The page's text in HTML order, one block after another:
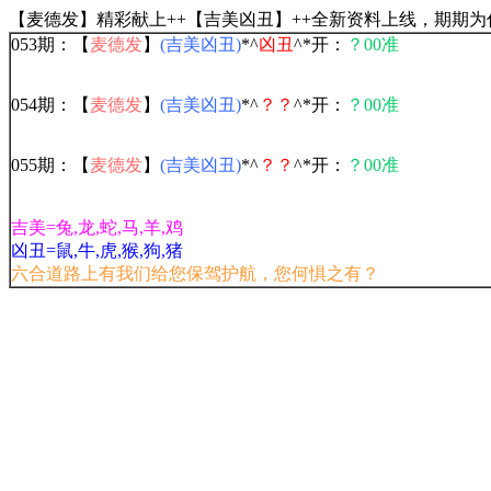
【麦德发】精彩献上++【吉美凶丑】++全新资料上线，期期
053期：【 麦德发】 (吉美凶丑)*^凶丑^*开： ？00准
054期：【 麦德发】 (吉美凶丑)*^ ？？ ^*开： ？00准
055期：【 麦德发】 (吉美凶丑)*^ ？？ ^*开： ？00准
吉美=兔,龙,蛇,马,羊,鸡
凶丑=鼠,牛,虎,猴,狗,猪
六合道路上有我们给您保驾护航，您何惧之有？